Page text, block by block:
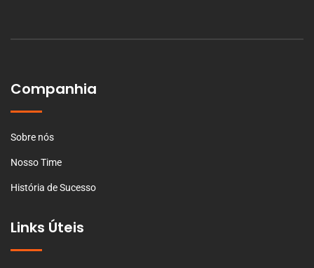
Companhia
Sobre nós
Nosso Time
História de Sucesso
Links Úteis